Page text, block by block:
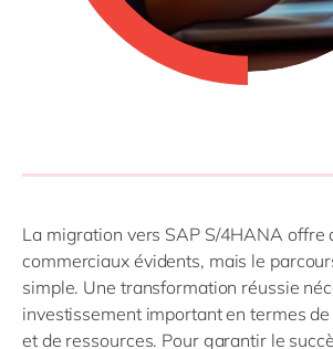
La migration vers SAP S/4HANA offre
commerciaux évidents, mais le
simple. Une transformation réussie
investissement important en termes
et de ressources. Pour garantir le